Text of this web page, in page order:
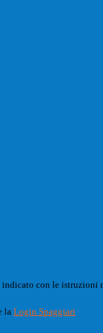
con le istruzioni
la Login Spaggiari